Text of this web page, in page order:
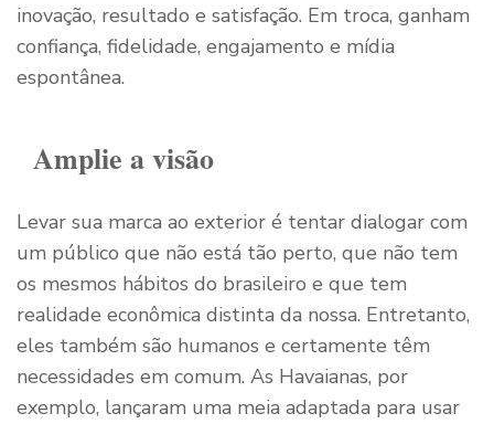
inovação, resultado e satisfação. Em troca, ganham
confiança, fidelidade, engajamento e mídia
espontânea.
Amplie a visão
Levar sua marca ao exterior é tentar dialogar com
um público que não está tão perto, que não tem
os mesmos hábitos do brasileiro e que tem
realidade econômica distinta da nossa. Entretanto,
eles também são humanos e certamente têm
necessidades em comum. As Havaianas, por
exemplo, lançaram uma meia adaptada para usar